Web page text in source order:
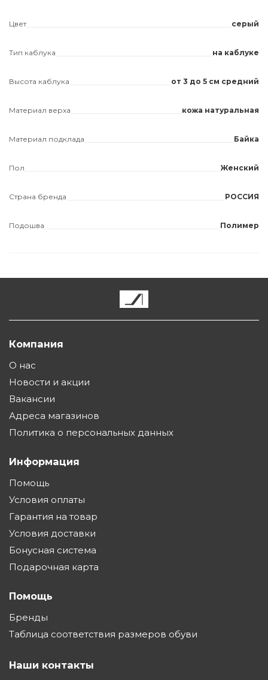
Цвет серый
Тип каблука на каблуке
Высота каблука от 3 до 5 см средний
Материал верха кожа натуральная
Материал подклада Байка
Пол Женский
Страна бренда РОССИЯ
Подошва Полимер
Компания
О нас
Новости и акции
Вакансии
Адреса магазинов
Политика о персональных данных
Информация
Помощь
Условия оплаты
Гарантия на товар
Условия доставки
Бонусная система
Подарочная карта
Помощь
Бренды
Таблица соответствия размеров обуви
Наши контакты